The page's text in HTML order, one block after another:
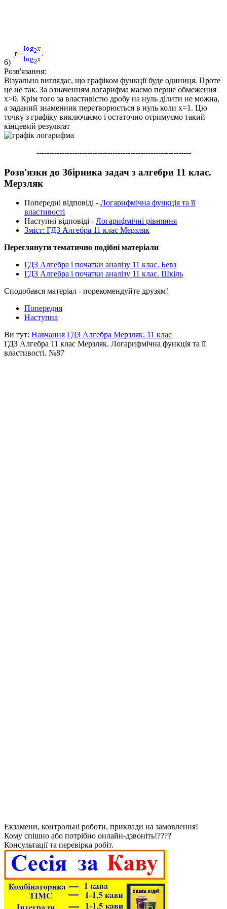
6)
Розв'язання:
Візуально виглядає, що графіком функції буде одиниця. Проте
це не так. За означенням логарифма маємо перше обмеження
x>0. Крім того за властивістю дробу на нуль ділити не можна,
а заданий знаменник перетворюється в нуль коли x=1. Цю
точку з графіку виключаємо і остаточно отримуємо такий
кінцевий результат
-------------------------------------------------------------
Розв'язки до Збірника задач з алгебри 11 клас.
Мерзляк
Попередні відповіді - Логарифмічна функція та її
властивості
Наступні відповіді - Логарифмічні рівняння
Зміст: ГДЗ Алгебра 11 клас Мерзляк
Переглянути тематично подібні матеріали
ГДЗ Алгебра і початки аналізу 11 клас. Бевз
ГДЗ Алгебра і початки аналізу 11 клас. Шкіль
Сподобався матеріал - порекомендуйте друзям!
Попередня
Наступна
Ви тут: Навчання ГДЗ Алгебра Мерзляк. 11 клас
ГДЗ Алгебра 11 клас Мерзляк. Логарифмічна функція та її
властивості. №87
Екзамени, контрольні роботи, приклади на замовлення!
Кому спішно або потрібно онлайн-дзвоніть!????
Консультації та перевірка робіт.